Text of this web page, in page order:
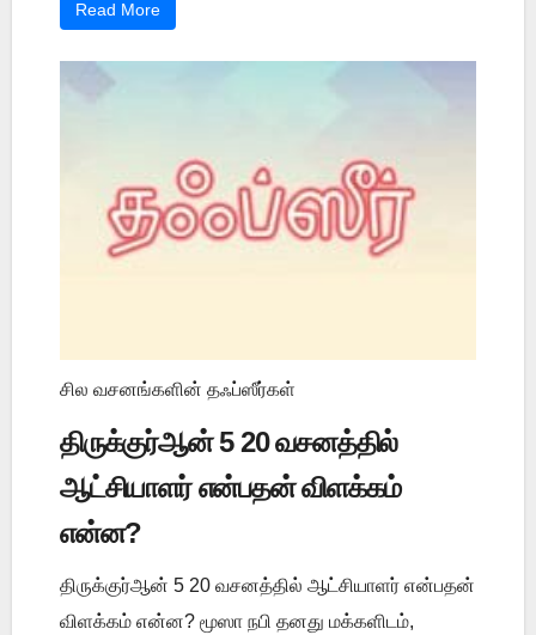
Read More
சில வசனங்களின் தஃப்ஸீர்கள்
திருக்குர்ஆன் 5 20 வசனத்தில்
ஆட்சியாளர் என்பதன் விளக்கம்
என்ன?
திருக்குர்ஆன் 5 20 வசனத்தில் ஆட்சியாளர் என்பதன்
விளக்கம் என்ன? மூஸா நபி தனது மக்களிடம்,